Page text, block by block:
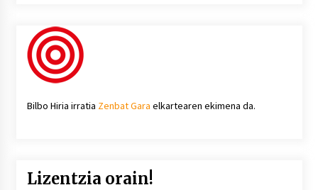
Bilbo Hiria irratia Zenbat Gara elkartearen ekimena da.
Lizentzia orain!